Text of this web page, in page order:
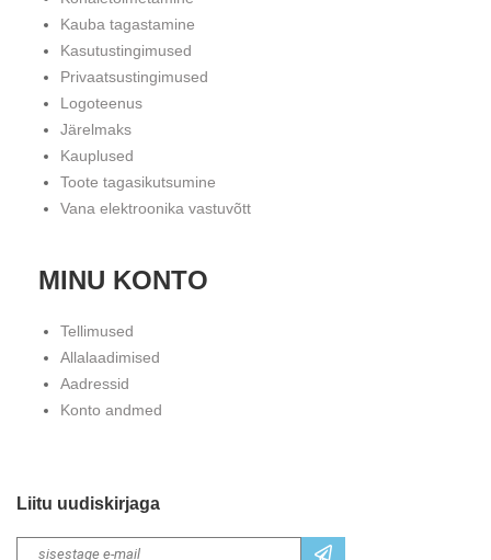
Kauba tagastamine
Kasutustingimused
Privaatsustingimused
Logoteenus
Järelmaks
Kauplused
Toote tagasikutsumine
Vana elektroonika vastuvõtt
MINU KONTO
Tellimused
Allalaadimised
Aadressid
Konto andmed
Liitu uudiskirjaga